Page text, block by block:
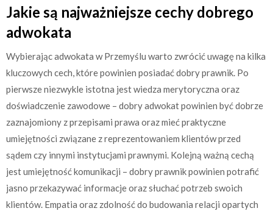
Jakie są najważniejsze cechy dobrego
adwokata
Wybierając adwokata w Przemyślu warto zwrócić uwagę na kilka
kluczowych cech, które powinien posiadać dobry prawnik. Po
pierwsze niezwykle istotna jest wiedza merytoryczna oraz
doświadczenie zawodowe – dobry adwokat powinien być dobrze
zaznajomiony z przepisami prawa oraz mieć praktyczne
umiejętności związane z reprezentowaniem klientów przed
sądem czy innymi instytucjami prawnymi. Kolejną ważną cechą
jest umiejętność komunikacji – dobry prawnik powinien potrafić
jasno przekazywać informacje oraz słuchać potrzeb swoich
klientów. Empatia oraz zdolność do budowania relacji opartych